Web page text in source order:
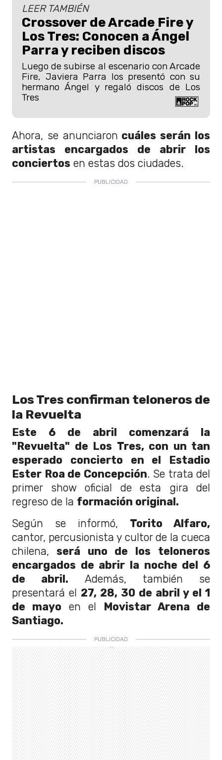
LEER TAMBIÉN
Crossover de Arcade Fire y
Los Tres: Conocen a Ángel
Parra y reciben discos
Luego de subirse al escenario con Arcade
Fire, Javiera Parra los presentó con su
hermano Ángel y regaló discos de Los
Tres
Ahora, se anunciaron cuáles serán los
artistas encargados de abrir los
conciertos en estas dos ciudades.
Los Tres confirman teloneros de
la Revuelta
Este 6 de abril comenzará la
"Revuelta" de Los Tres, con un tan
esperado concierto en el Estadio
Ester Roa de Concepción. Se trata del
primer show oficial de esta gira del
regreso de la formación original.
Según se informó, Torito Alfaro,
cantor, percusionista y cultor de la cueca
chilena, será uno de los teloneros
encargados de abrir la noche del 6
de abril. Además, también se
presentará el 27, 28, 30 de abril y el 1
de mayo en el Movistar Arena de
Santiago.